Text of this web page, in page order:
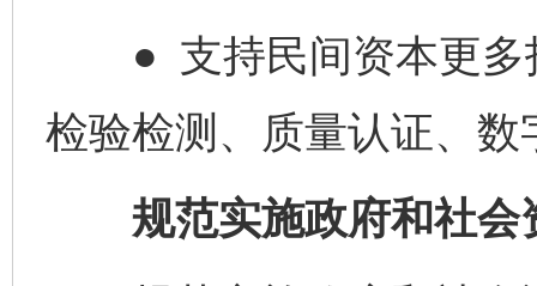
● 支持民间资本更多
检验检测、质量认证、
规范实施政府和社会